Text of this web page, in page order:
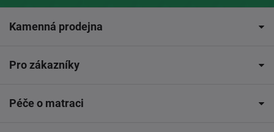
Kamenná prodejna
Pro zákazníky
Péče o matraci